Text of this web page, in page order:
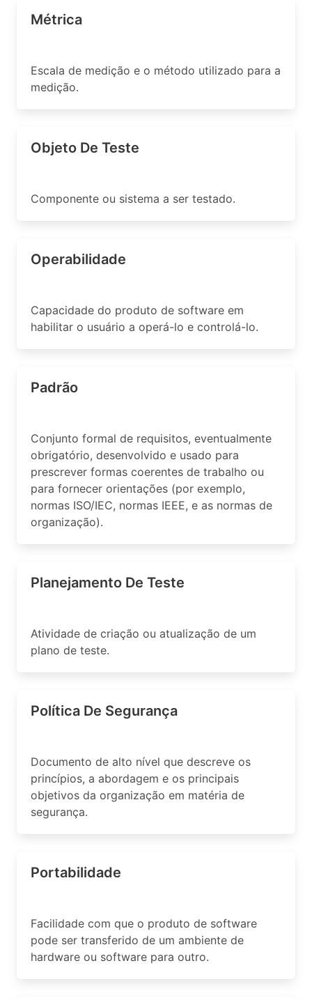
Métrica
Escala de medição e o método utilizado para a
medição.
Objeto De Teste
Componente ou sistema a ser testado.
Operabilidade
Capacidade do produto de software em
habilitar o usuário a operá-lo e controlá-lo.
Padrão
Conjunto formal de requisitos, eventualmente
obrigatório, desenvolvido e usado para
prescrever formas coerentes de trabalho ou
para fornecer orientações (por exemplo,
normas ISO/IEC, normas IEEE, e as normas de
organização).
Planejamento De Teste
Atividade de criação ou atualização de um
plano de teste.
Política De Segurança
Documento de alto nível que descreve os
princípios, a abordagem e os principais
objetivos da organização em matéria de
segurança.
Portabilidade
Facilidade com que o produto de software
pode ser transferido de um ambiente de
hardware ou software para outro.